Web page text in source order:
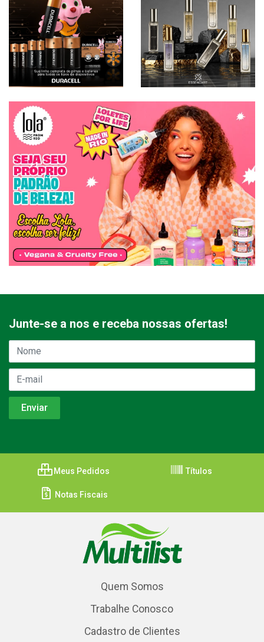
Junte-se a nos e receba nossas ofertas!
Meus Pedidos Títulos
Notas Fiscais
Quem Somos
Trabalhe Conosco
Cadastro de Clientes